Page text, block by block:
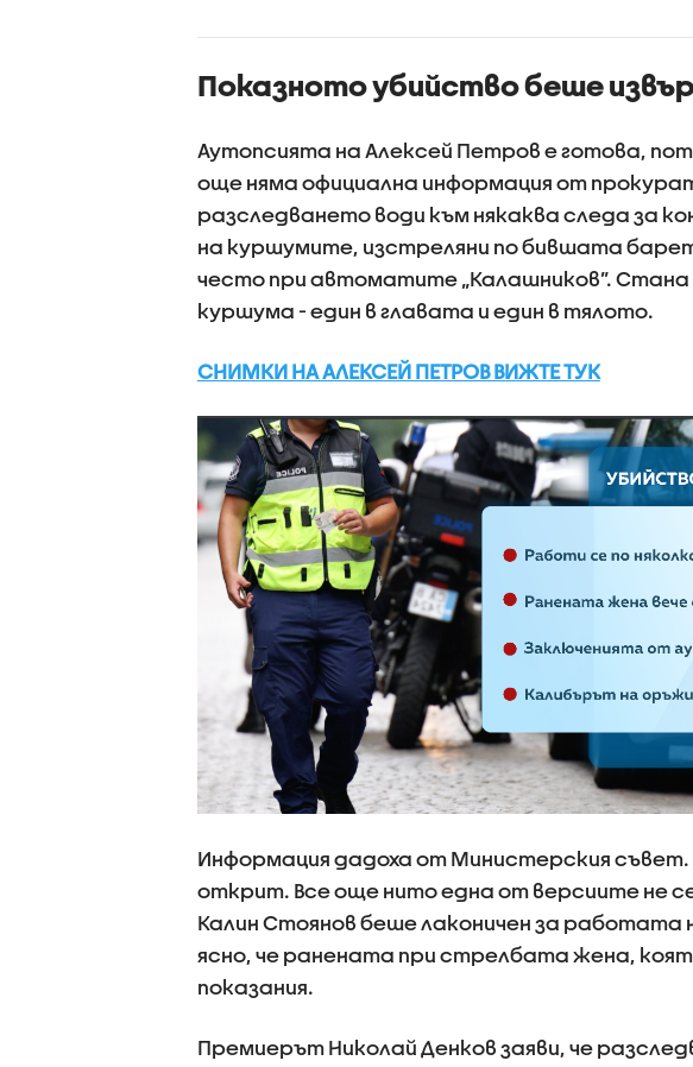
Показното убийство беше
Аутопсията на Алексей Петров е готова,
още няма официална информация от
разследването води към някаква следа за
на куршумите, изстреляни по бившата
често при автоматите „Калашников”. Стана
куршума - един в главата и един в тялото.
СНИМКИ НА АЛЕКСЕЙ ПЕТРОВ ВИЖТЕ ТУК
Информация дадоха от Министерския
открит. Все още нито една от версиите не
Калин Стоянов беше лаконичен за работата
ясно, че ранената при стрелбата жена,
показания.
Премиерът Николай Денков заяви, че